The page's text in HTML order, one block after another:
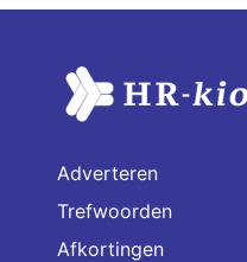
Adverteren
Trefwoorden
Afkortingen